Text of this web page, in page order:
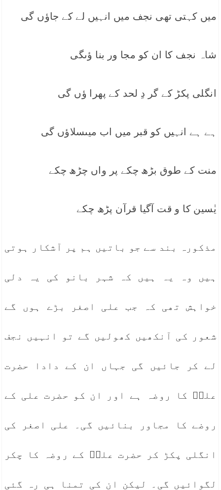
میں کہتی تھی نجف میں انہیں لے کے جاؤں گی
شاہ نجف کا ان کو مجا ور بنا ؤںگی
انگلی پکڑ کے گر دِ لحد کے پھرا ؤں گی
ہے ہے انہیں کو قبر میں اب میںسلاؤں گی
منت کے طوق بڑھ چکے پر واں چڑھ چکے
یٰسین کا و قت آگیا قرآن پڑھ چکے
مذکورہ بند سے جو باتیں ہم پر آشکار ہوتی
ہیں وہ یہ ہیں کہ شہر بانو کی یہ دلی
خواہش تھی کہ جب علی اصغر بڑے ہوں گے
شعور کی آنکھیں کھولیں گے تو انہیں نجف
لے کر جائیں گی جہاں ان کے دادا حضرت
علیؓ کا روضہ ہے اور ان کو حضرت علی کے
روضے کا مجاور بنائیں گی۔ علی اصغر کی
انگلی پکڑ کر حضرت علیؓ کے روضہ کا چکر
لگوائیں گی۔ لیکن ان کی تمنا ہی رہ گئی